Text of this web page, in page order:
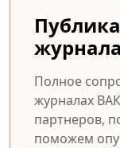
Полное
журналах
партнеров,
поможем